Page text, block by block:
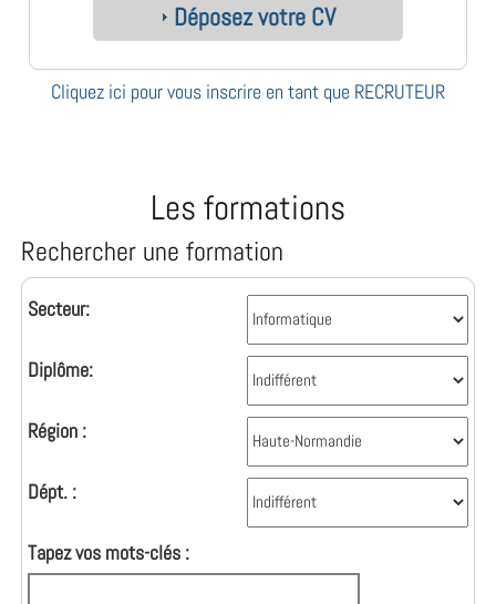
Déposez votre CV
Cliquez ici pour vous inscrire en tant que RECRUTEUR
Les formations
Rechercher une formation
Secteur:
Diplôme:
Région :
Dépt. :
Tapez vos mots-clés :